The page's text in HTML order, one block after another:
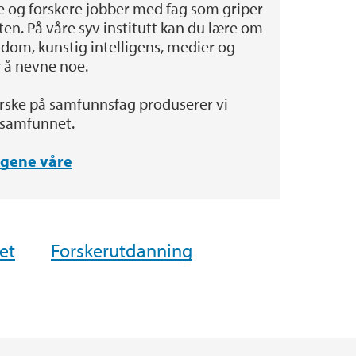
undervisere
SysTem In Norway (CRISTIN)
og forskere jobber med fag som griper
På våre syv institutt kan du lære om
kunstig intelligens, medier og
nevne noe.
på samfunnsfag produserer vi
våre
Forskerutdanning